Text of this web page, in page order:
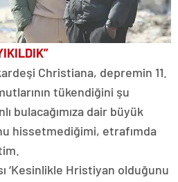
Christiana, depremin 11.
tükendiğini şu
bulacağımıza dair büyük
hissetmediğimi, etrafımda
‘Kesinlikle Hristiyan olduğunu